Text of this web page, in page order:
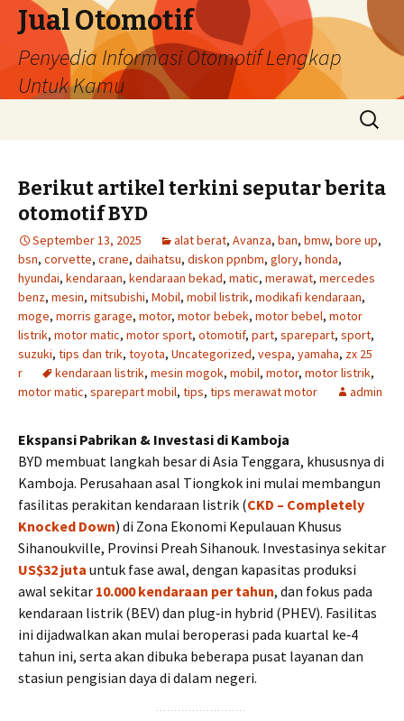
Jual Otomotif
Penyedia Informasi Otomotif Lengkap
Untuk Kamu
Search
for:
Berikut artikel terkini seputar berita
otomotif BYD
September 13, 2025 alat berat, Avanza, ban, bmw, bore up,
bsn, corvette, crane, daihatsu, diskon ppnbm, glory, honda,
hyundai, kendaraan, kendaraan bekad, matic, merawat, mercedes
benz, mesin, mitsubishi, Mobil, mobil listrik, modikafi kendaraan,
moge, morris garage, motor, motor bebek, motor bebel, motor
listrik, motor matic, motor sport, otomotif, part, sparepart, sport,
suzuki, tips dan trik, toyota, Uncategorized, vespa, yamaha, zx 25
r
kendaraan listrik, mesin mogok, mobil, motor, motor listrik,
motor matic, sparepart mobil, tips, tips merawat motor admin
Ekspansi Pabrikan & Investasi di Kamboja
BYD membuat langkah besar di Asia Tenggara, khususnya di
Kamboja. Perusahaan asal Tiongkok ini mulai membangun
fasilitas perakitan kendaraan listrik (CKD – Completely
Knocked Down) di Zona Ekonomi Kepulauan Khusus
Sihanoukville, Provinsi Preah Sihanouk. Investasinya sekitar
US$32 juta untuk fase awal, dengan kapasitas produksi
awal sekitar 10.000 kendaraan per tahun, dan fokus pada
kendaraan listrik (BEV) dan plug‑in hybrid (PHEV). Fasilitas
ini dijadwalkan akan mulai beroperasi pada kuartal ke‑4
tahun ini, serta akan dibuka beberapa pusat layanan dan
stasiun pengisian daya di dalam negeri.